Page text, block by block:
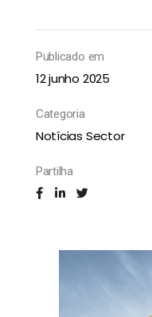
Publicado em
12 junho 2025
Categoria
Notícias Sector
Partilha